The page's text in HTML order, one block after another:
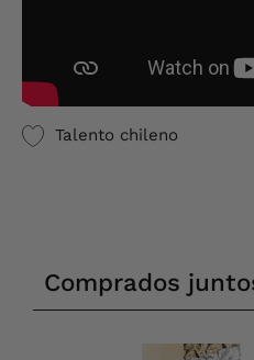
Talento chileno
Comprados